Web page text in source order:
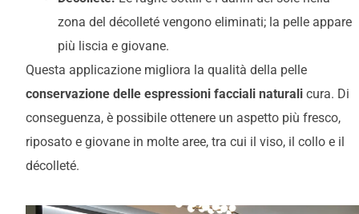
zona del décolleté vengono eliminati; la pelle appare
più liscia e giovane.
Questa applicazione migliora la qualità della pelle
conservazione delle espressioni facciali naturali cura. Di
conseguenza, è possibile ottenere un aspetto più fresco,
riposato e giovane in molte aree, tra cui il viso, il collo e il
décolleté.